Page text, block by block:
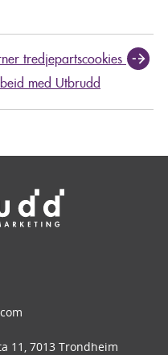
tredjepartscookies
med Utbrudd
11, 7013 Trondheim